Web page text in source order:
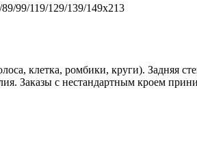
99/119/129/139/149х213
клетка, ромбики, круги). Задняя
Заказы с нестандартным кроем